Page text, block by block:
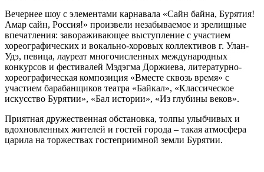
Вечернее шоу с элементами карнавала «Сайн байна, Бурятия!
Амар сайн, Россия!» произвели незабываемое и зрелищные
впечатления: завораживающее выступление с участием
хореографических и вокально-хоровых коллективов г. Улан-
Удэ, певица, лауреат многочисленных международных
конкурсов и фестивалей Мэдэгма Доржиева, литературно-
хореографическая композиция «Вместе сквозь время» с
участием барабанщиков театра «Байкал», «Классическое
искусство Бурятии», «Бал истории», «Из глубины веков».
Приятная дружественная обстановка, толпы улыбчивых и
вдохновленных жителей и гостей города – такая атмосфера
царила на торжествах гостеприимной земли Бурятии.